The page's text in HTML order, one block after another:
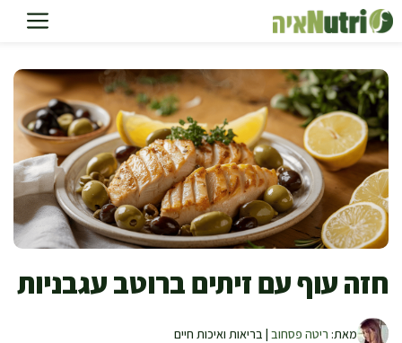
לדלג
לתוכן
חזה עוף עם זיתים ברוטב עגבניות
מאת: ריטה פסחוב | בריאות ואיכות חיים